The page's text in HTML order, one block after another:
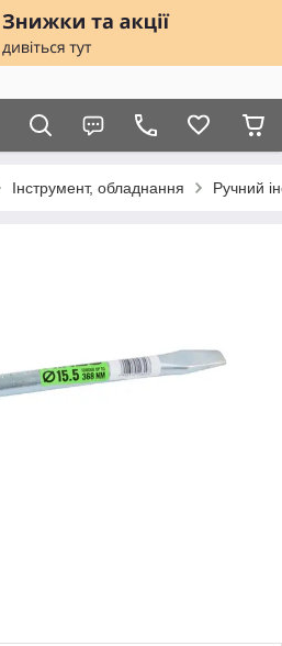
Інструмент, обладнання Ручний